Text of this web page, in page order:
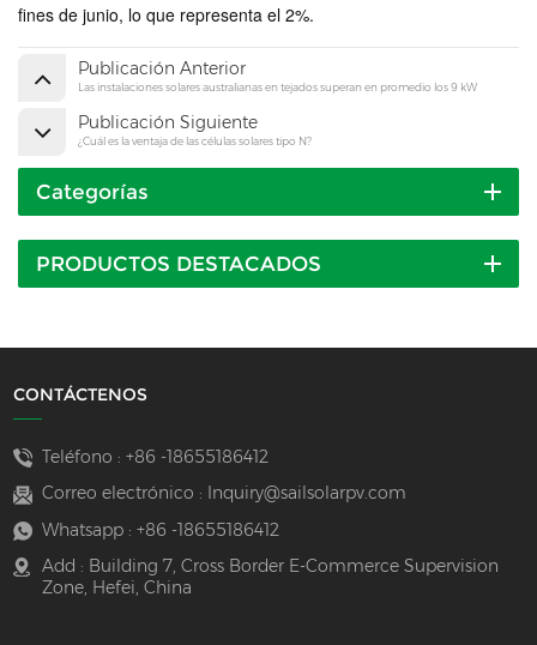
fines de junio, lo que representa el 2%.
Publicación Anterior
Las instalaciones solares australianas en tejados superan en promedio los 9 kW
Publicación Siguiente
¿Cuál es la ventaja de las células solares tipo N?
Categorías
PRODUCTOS DESTACADOS
CONTÁCTENOS
Teléfono : +86 -18655186412
Correo electrónico :
Inquiry@sailsolarpv.com
Whatsapp : +86 -18655186412
Add : Building 7, Cross Border E-Commerce Supervision
Zone, Hefei, China